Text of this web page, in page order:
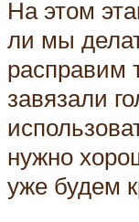
На этом
ли мы
расправим
завязали
нужно
уже будем